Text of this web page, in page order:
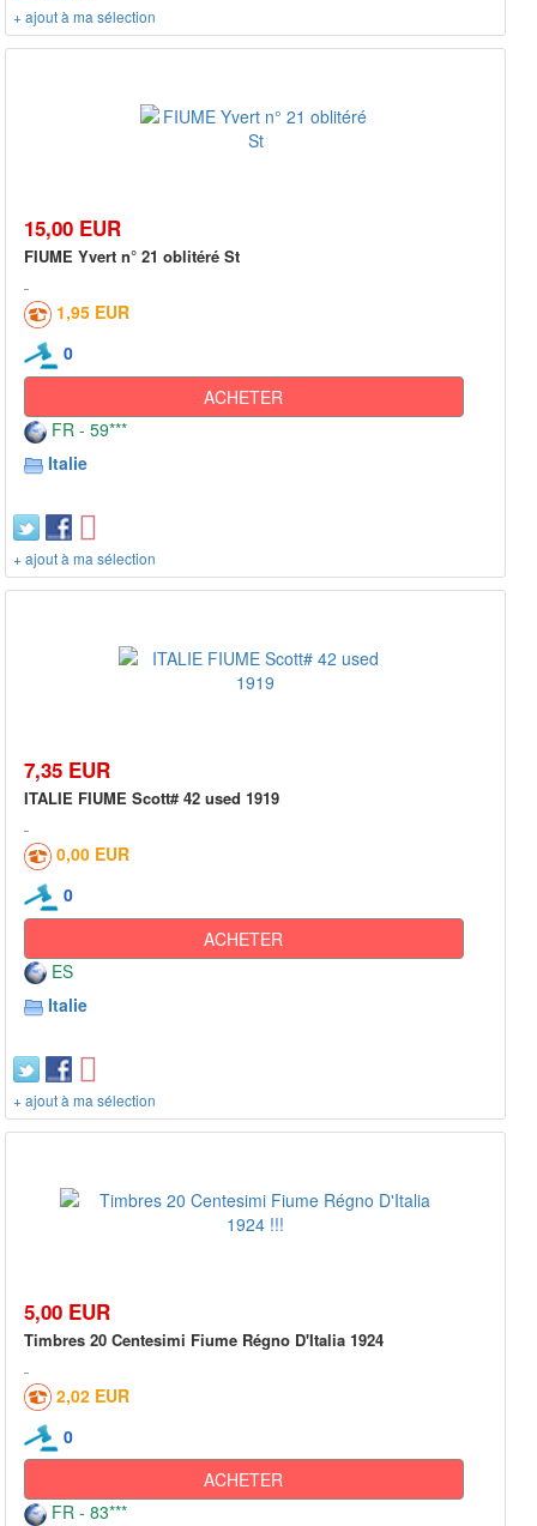
+ ajout à ma sélection
15,00 EUR
FIUME Yvert n° 21 oblitéré St
1,95 EUR
0
ACHETER
FR - 59***
Italie
+ ajout à ma sélection
7,35 EUR
ITALIE FIUME Scott# 42 used 1919
0,00 EUR
0
ACHETER
ES
Italie
+ ajout à ma sélection
5,00 EUR
Timbres 20 Centesimi Fiume Régno D'Italia 1924
2,02 EUR
0
ACHETER
FR - 83***